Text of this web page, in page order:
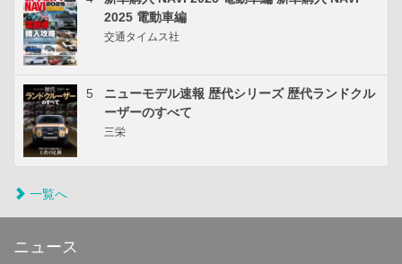
2025 電動車編
交通タイムス社
5
ニューモデル速報 歴代シリーズ 歴代ランドクル
ーザーのすべて
三栄
一覧へ
ニュース